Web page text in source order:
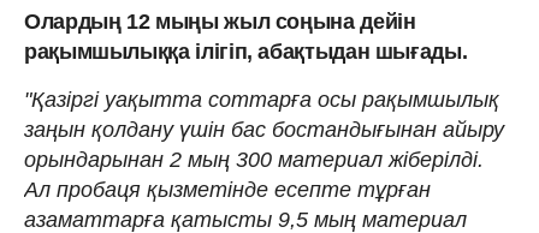
Олардың 12 мыңы жыл соңына дейін
рақымшылыққа ілігіп, абақтыдан шығады.
"Қазіргі уақытта соттарға осы рақымшылық
заңын қолдану үшін бас бостандығынан айыру
орындарынан 2 мың 300 материал жіберілді.
Ал пробаця қызметінде есепте тұрған
азаматтарға қатысты 9,5 мың материал